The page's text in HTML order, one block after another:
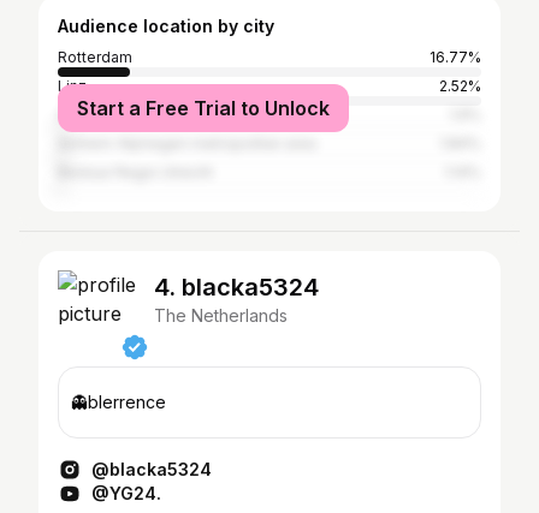
Audience location by city
Rotterdam
16.77%
Linz
2.52%
Amsterdam
Start a Free Trial to Unlock
4. blacka5324
The Netherlands
👻blerrence
@blacka5324
@YG24.